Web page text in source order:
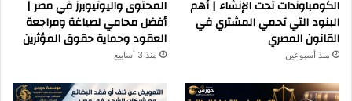
الكومباوندات تحت الإنشاء | أهم
البنود التي تحمي المشتري في
القانون المصري
منذ أسبوعين
المحتوى واليوتيوبرز في مصر |
أفضل محامي لصياغة ومراجعة
العقود وحماية حقوق المؤثرين
منذ 3 أسابيع